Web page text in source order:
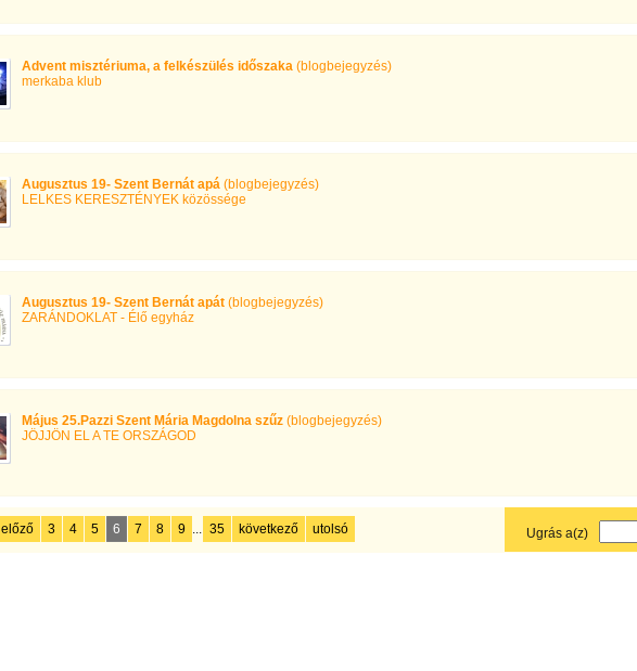
Advent misztériuma, a felkészülés időszaka (blogbejegyzés)
merkaba klub
Augusztus 19- Szent Bernát apá (blogbejegyzés)
LELKES KERESZTÉNYEK közössége
Augusztus 19- Szent Bernát apát (blogbejegyzés)
ZARÁNDOKLAT - Élő egyház
Május 25.Pazzi Szent Mária Magdolna szűz (blogbejegyzés)
JÖJJÖN EL A TE ORSZÁGOD
Ugrás a(z)
előző 3 4 5 6 7 8 9 ... 35 következő utolsó